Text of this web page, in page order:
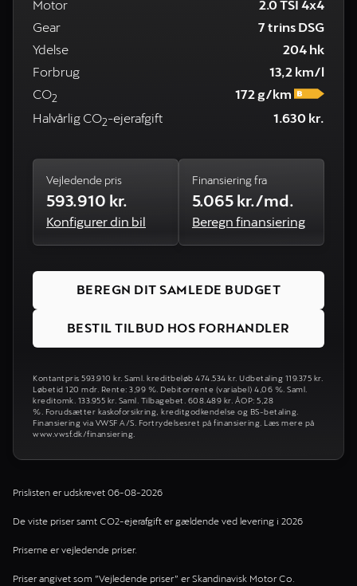
2.0 TSI 4x4
Motor
7 trins DSG
Gear
204 hk
Ydelse
13,2 km/l
Forbrug
172 g/km
CO2
1.630 kr.
Halvårlig CO2-ejerafgift
Vejledende pris
593.910 kr.
Konfigurer din bil
Finansiering fra
5.065 kr./md.
Beregn finansiering
BEREGN DIT SAMLEDE BUDGET
BESTIL TILBUD HOS FORHANDLER
Kontantpris 593.910 kr. Saml. kreditbeløb 474.534 kr. Udbetaling 119.375 kr.
Løbetid 120 mdr. Rente: 3,99 %. Debitorrente (variabel) 4,06 %. Saml.
kreditomk. 133.955 kr. Saml. Tilbagebet. 608.489 kr. ÅOP: 5,28
%. Forudsætter kaskoforsikring, kreditgodkendelse og BS-betaling.
Finansiering via VWSF A/S. Fortrydelsesret på finansiering. Læs mere på
www.vwsf.dk/finansiering.
Prislisten er udskrevet 06-08-2026
De viste priser samt CO2-ejerafgift er gældende ved levering i 2026
Priserne er vejledende priser.
Priser angivet som ”Vejledende priser” er Skandinavisk Motor Co.